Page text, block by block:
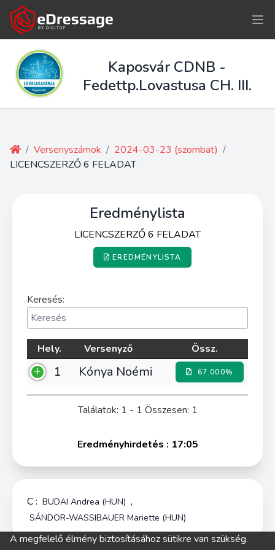
Kaposvár CDNB -
Fedettp.Lovastusa CH. III.
/ Versenyszámok / 2024-03-23 (szombat) /
LICENCSZERZŐ 6 FELADAT
Eredménylista
LICENCSZERZŐ 6 FELADAT
EREDMÉNYLISTA
Keresés:
Hely. Versenyző Össz.
1 Kónya Noémi 67.000%
Találatok: 1 - 1 Összesen: 1
Eredményhirdetés : 17:05
C : BUDAI Andrea (HUN) ,
SÁNDOR-WASSIBAUER Mariette (HUN)
A megfelelő élmény biztosításához sütikre van szükség.